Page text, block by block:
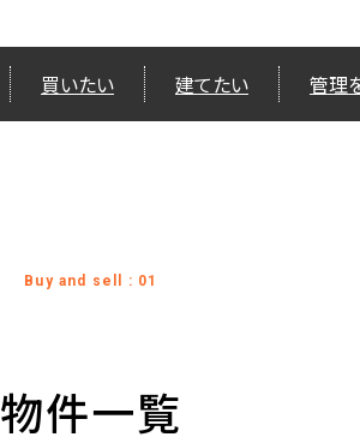
買いたい 建てたい 管理
Buy and sell : 01
物件一覧